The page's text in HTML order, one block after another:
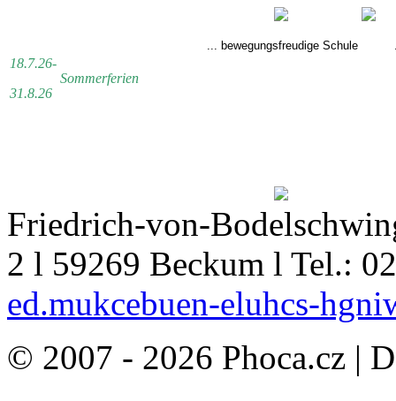
18.7.26-
31.8.26
Sommerferien
... bewegungsfreudige Schule
Friedrich-von-
2 l 59269 Beckum l Tel.:
ed.mukcebuen-eluhcs-
© 2007 - 2026 Phoca.cz |